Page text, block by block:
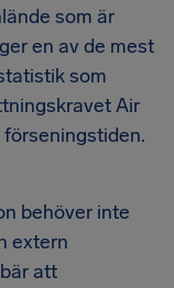
som är
en av de mest
som
Air
behöver inte
extern
att